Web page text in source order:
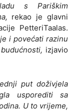
s Pariškim
rekao je glavni
PetteriTaalas.
i povećati razinu
izjavio
put doživjela
usporediti sa
U to vrijeme,